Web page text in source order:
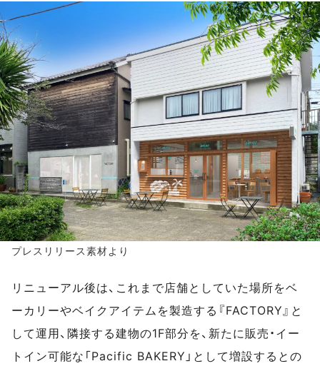
プレスリリース素材より
リニューアル後は、これまで店舗としていた場所をベ
ーカリーやベイクアイテムを製造する『FACTORY』と
して運用、隣接する建物の1F部分を、新たに販売・イー
トイン可能な「Pacific BAKERY」として増設するとの